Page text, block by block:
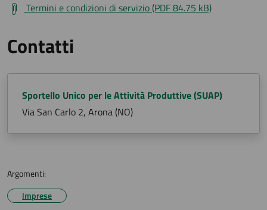
Termini e condizioni di servizio (PDF 84.75 kB)
Contatti
Sportello Unico per le Attività Produttive (SUAP)
Via San Carlo 2, Arona (NO)
Argomenti:
Imprese